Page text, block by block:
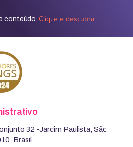
conteúdo. Clique e descubra
32 -Jardim Paulista, São
Brasil